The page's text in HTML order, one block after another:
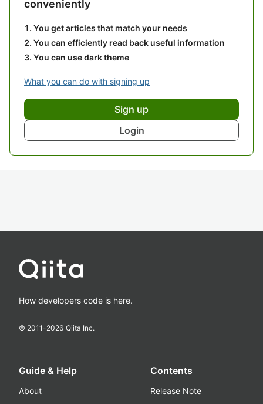
conveniently
You get articles that match your needs
You can efficiently read back useful information
You can use dark theme
What you can do with signing up
Sign up
Login
How developers code is here.
© 2011-2026 Qiita Inc.
Guide & Help
About
Contents
Release Note